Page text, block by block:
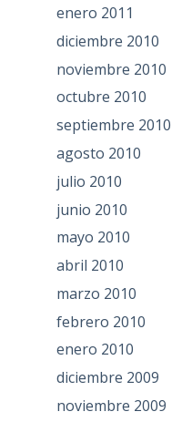
enero 2011
diciembre 2010
noviembre 2010
octubre 2010
septiembre 2010
agosto 2010
julio 2010
junio 2010
mayo 2010
abril 2010
marzo 2010
febrero 2010
enero 2010
diciembre 2009
noviembre 2009